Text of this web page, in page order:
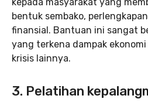
kepada masyarakat yang
bentuk sembako,
finansial. Bantuan ini sangat
yang terkena dampak
krisis lainnya.
3. Pelatihan